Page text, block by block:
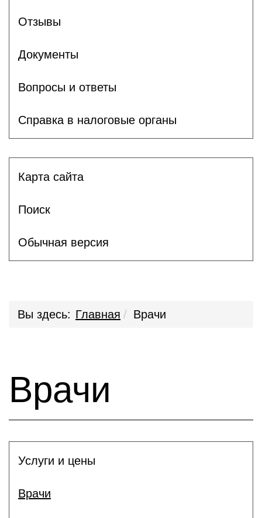
Отзывы
Документы
Вопросы и ответы
Справка в налоговые органы
Карта сайта
Поиск
Обычная версия
Вы здесь: Главная Врачи
Врачи
Услуги и цены
Врачи